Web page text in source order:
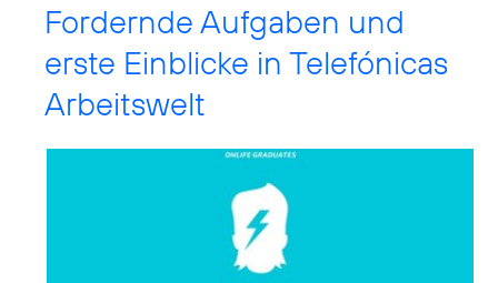
Fordernde Aufgaben und
erste Einblicke in Telefónicas
Arbeitswelt